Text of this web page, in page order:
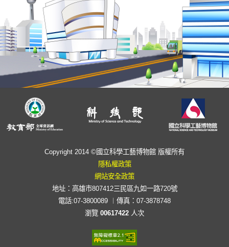
Copyright 2014 ©國立科學工藝博物館 版權所有
隱私權政策
網站安全政策
地址：高雄市807412三民區九如一路720號
電話:07-3800089 ︱傳真：07-3878748
瀏覽 00617422 人次